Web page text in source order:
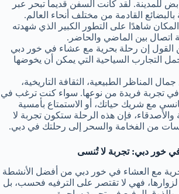
للمدينة. لقد كانت السفن قديماً تبحر عبر
القادمة من مختلف أنحاء العالم.
المكان شاهدًا على التطور الكبير الذي شهدته
اتصال بين الماضي والحاضر.
القول إن رحلة بحرية مع عشاء في خور دبي
التجارب السياحية التي يمكن أن يخوضها
المناظر الطبيعية، الثقافة التاريخية،
في تجربة فريدة من نوعها. سواء كنت ترغب في
مع شريك حياتك، أو الاستمتاع بأمسية
والأصدقاء، فإن هذه الرحلة ستكون تجربة لا
من الفخامة والسحر إلى رحلتك في دبي.
خور دبي: تجربة لا تُنسى
مع العشاء في خور دبي من أفضل الأنشطة
لزوارها، فهي لا تقتصر على الترفيه فحسب، بل